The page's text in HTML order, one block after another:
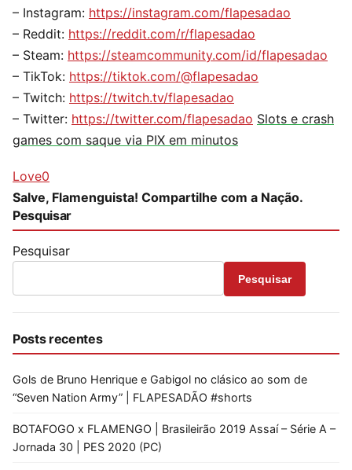
– Instagram: https://instagram.com/flapesadao
– Reddit: https://reddit.com/r/flapesadao
– Steam: https://steamcommunity.com/id/flapesadao
– TikTok: https://tiktok.com/@flapesadao
– Twitch: https://twitch.tv/flapesadao
– Twitter: https://twitter.com/flapesadao Slots e crash
games com saque via PIX em minutos
Love0
Salve, Flamenguista! Compartilhe com a Nação.
Pesquisar
Pesquisar
Pesquisar
Posts recentes
Gols de Bruno Henrique e Gabigol no clásico ao som de
“Seven Nation Army” | FLAPESADÃO #shorts
BOTAFOGO x FLAMENGO | Brasileirão 2019 Assaí – Série A –
Jornada 30 | PES 2020 (PC)